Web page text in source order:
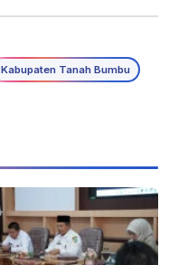
Kabupaten Tanah Bumbu